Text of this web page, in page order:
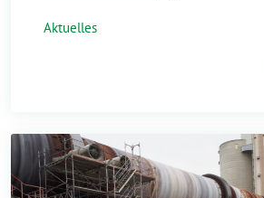
Aktuelles